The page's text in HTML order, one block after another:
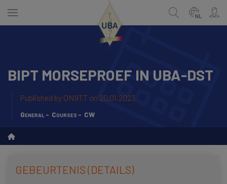
NL
NEDERLANDS
Zoek
BIPT MORSEPROEF IN UBA-DST
Published by ON9TT on 20.01.2023
General Courses CW
GEBEURTENIS (DETAILS)